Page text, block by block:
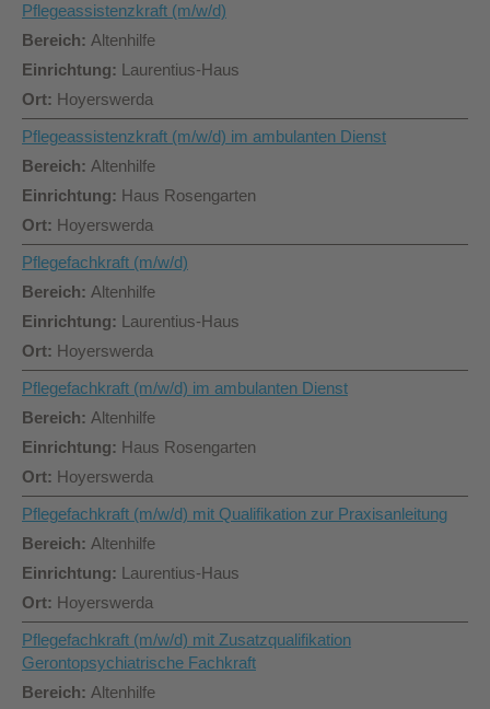
Pflegeassistenzkraft (m/w/d)
Altenhilfe
Laurentius-Haus
Hoyerswerda
Pflegeassistenzkraft (m/w/d) im ambulanten Dienst
Altenhilfe
Haus Rosengarten
Hoyerswerda
Pflegefachkraft (m/w/d)
Altenhilfe
Laurentius-Haus
Hoyerswerda
Pflegefachkraft (m/w/d) im ambulanten Dienst
Altenhilfe
Haus Rosengarten
Hoyerswerda
Pflegefachkraft (m/w/d) mit Qualifikation zur Praxisanleitung
Altenhilfe
Laurentius-Haus
Hoyerswerda
Pflegefachkraft (m/w/d) mit Zusatzqualifikation
Gerontopsychiatrische Fachkraft
Altenhilfe